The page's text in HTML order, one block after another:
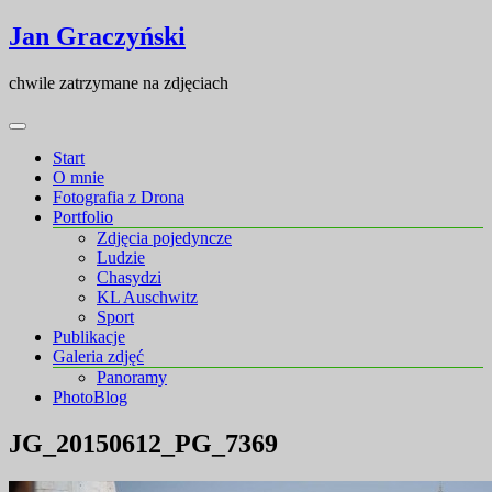
Skip
to
Skip
to
Jan Graczyński
chwile zatrzymane na zdjęciach
Start
O mnie
Fotografia z Drona
Portfolio
Zdjęcia pojedyncze
Ludzie
Chasydzi
KL Auschwitz
Sport
Publikacje
Galeria zdjęć
Panoramy
PhotoBlog
JG_20150612_PG_7369